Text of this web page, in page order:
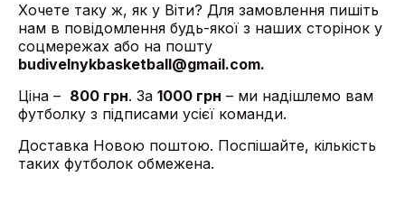
Хочете таку ж, як у Віти? Для замовлення пишіть
нам в повідомлення будь-якої з наших сторінок у
соцмережах або на пошту
budivelnykbasketball@gmail.com.
Ціна – 800 грн. За 1000 грн – ми надішлемо вам
футболку з підписами усієї команди.
Доставка Новою поштою. Поспішайте, кількість
таких футболок обмежена.